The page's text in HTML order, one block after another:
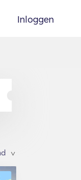
Inloggen
>